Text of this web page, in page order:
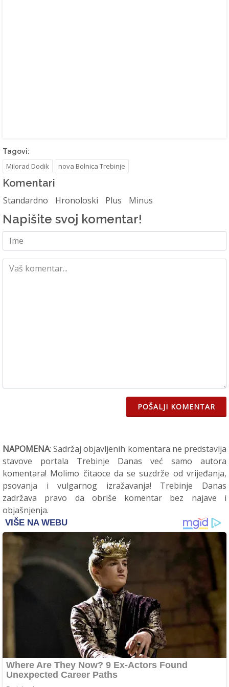
Tagovi:
Milorad Dodik nova Bolnica Trebinje
Komentari
Standardno Hronoloski Plus Minus
Napišite svoj komentar!
POŠALJI KOMENTAR
NAPOMENA: Sadržaj objavljenih komentara ne predstavlja
stavove portala Trebinje Danas već samo autora
komentara! Molimo čitaoce da se suzdrže od vrijeđanja,
psovanja i vulgarnog izražavanja! Trebinje Danas
zadržava pravo da obriše komentar bez najave i
objašnjenja.